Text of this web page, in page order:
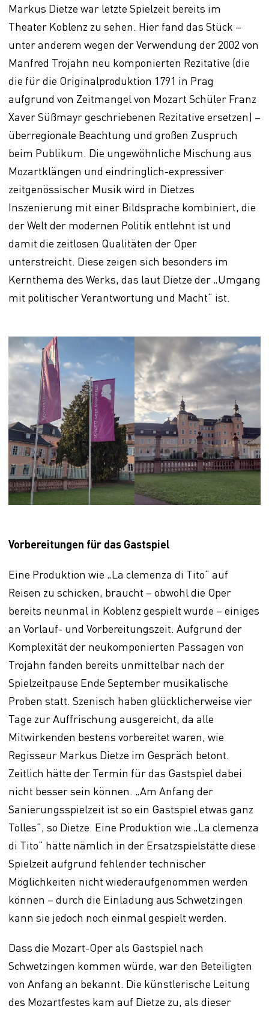
Markus Dietze war letzte Spielzeit bereits im
Theater Koblenz zu sehen. Hier fand das Stück –
unter anderem wegen der Verwendung der 2002 von
Manfred Trojahn neu komponierten Rezitative (die
die für die Originalproduktion 1791 in Prag
aufgrund von Zeitmangel von Mozart Schüler Franz
Xaver Süßmayr geschriebenen Rezitative ersetzen) –
überregionale Beachtung und großen Zuspruch
beim Publikum. Die ungewöhnliche Mischung aus
Mozartklängen und eindringlich-expressiver
zeitgenössischer Musik wird in Dietzes
Inszenierung mit einer Bildsprache kombiniert, die
der Welt der modernen Politik entlehnt ist und
damit die zeitlosen Qualitäten der Oper
unterstreicht. Diese zeigen sich besonders im
Kernthema des Werks, das laut Dietze der „Umgang
mit politischer Verantwortung und Macht“ ist.
Vorbereitungen für das Gastspiel
Eine Produktion wie „La clemenza di Tito“ auf
Reisen zu schicken, braucht – obwohl die Oper
bereits neunmal in Koblenz gespielt wurde – einiges
an Vorlauf- und Vorbereitungszeit. Aufgrund der
Komplexität der neukomponierten Passagen von
Trojahn fanden bereits unmittelbar nach der
Spielzeitpause Ende September musikalische
Proben statt. Szenisch haben glücklicherweise vier
Tage zur Auffrischung ausgereicht, da alle
Mitwirkenden bestens vorbereitet waren, wie
Regisseur Markus Dietze im Gespräch betont.
Zeitlich hätte der Termin für das Gastspiel dabei
nicht besser sein können. „Am Anfang der
Sanierungsspielzeit ist so ein Gastspiel etwas ganz
Tolles“, so Dietze. Eine Produktion wie „La clemenza
di Tito“ hätte nämlich in der Ersatzspielstätte diese
Spielzeit aufgrund fehlender technischer
Möglichkeiten nicht wiederaufgenommen werden
können – durch die Einladung aus Schwetzingen
kann sie jedoch noch einmal gespielt werden.
Dass die Mozart-Oper als Gastspiel nach
Schwetzingen kommen würde, war den Beteiligten
von Anfang an bekannt. Die künstlerische Leitung
des Mozartfestes kam auf Dietze zu, als dieser